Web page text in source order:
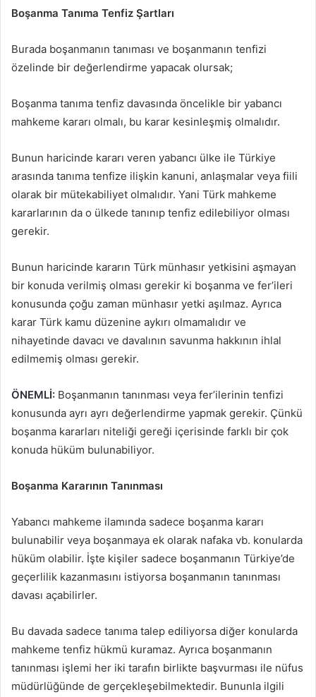
Boşanma Tanıma Tenfiz Şartları
Burada boşanmanın tanıması ve boşanmanın tenfizi
özelinde bir değerlendirme yapacak olursak;
Boşanma tanıma tenfiz davasında öncelikle bir yabancı
mahkeme kararı olmalı, bu karar kesinleşmiş olmalıdır.
Bunun haricinde kararı veren yabancı ülke ile Türkiye
arasında tanıma tenfize ilişkin kanuni, anlaşmalar veya fiili
olarak bir mütekabiliyet olmalıdır. Yani Türk mahkeme
kararlarının da o ülkede tanınıp tenfiz edilebiliyor olması
gerekir.
Bunun haricinde kararın Türk münhasır yetkisini aşmayan
bir konuda verilmiş olması gerekir ki boşanma ve fer’ileri
konusunda çoğu zaman münhasır yetki aşılmaz. Ayrıca
karar Türk kamu düzenine aykırı olmamalıdır ve
nihayetinde davacı ve davalının savunma hakkının ihlal
edilmemiş olması gerekir.
ÖNEMLİ: Boşanmanın tanınması veya fer’ilerinin tenfizi
konusunda ayrı ayrı değerlendirme yapmak gerekir. Çünkü
boşanma kararları niteliği gereği içerisinde farklı bir çok
konuda hüküm bulunabiliyor.
Boşanma Kararının Tanınması
Yabancı mahkeme ilamında sadece boşanma kararı
bulunabilir veya boşanmaya ek olarak nafaka vb. konularda
hüküm olabilir. İşte kişiler sadece boşanmanın Türkiye’de
geçerlilik kazanmasını istiyorsa boşanmanın tanınması
davası açabilirler.
Bu davada sadece tanıma talep ediliyorsa diğer konularda
mahkeme tenfiz hükmü kuramaz. Ayrıca boşanmanın
tanınması işlemi her iki tarafın birlikte başvurması ile nüfus
müdürlüğünde de gerçekleşebilmektedir. Bununla ilgili